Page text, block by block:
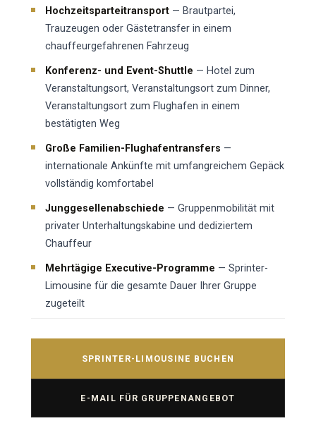
Hochzeitsparteitransport — Brautpartei,
Trauzeugen oder Gästetransfer in einem
chauffeurgefahrenen Fahrzeug
Konferenz- und Event-Shuttle — Hotel zum
Veranstaltungsort, Veranstaltungsort zum Dinner,
Veranstaltungsort zum Flughafen in einem
bestätigten Weg
Große Familien-Flughafentransfers —
internationale Ankünfte mit umfangreichem Gepäck
vollständig komfortabel
Junggesellenabschiede — Gruppenmobilität mit
privater Unterhaltungskabine und dediziertem
Chauffeur
Mehrtägige Executive-Programme — Sprinter-
Limousine für die gesamte Dauer Ihrer Gruppe
zugeteilt
SPRINTER-LIMOUSINE BUCHEN
E-MAIL FÜR GRUPPENANGEBOT